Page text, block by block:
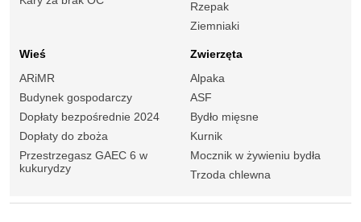
Rzepak
Ziemniaki
Wieś
ARiMR
Budynek gospodarczy
Dopłaty bezpośrednie 2024
Dopłaty do zboża
Przestrzegasz GAEC 6 w
kukurydzy
Zwierzęta
Alpaka
ASF
Bydło mięsne
Kurnik
Mocznik w żywieniu bydła
Trzoda chlewna